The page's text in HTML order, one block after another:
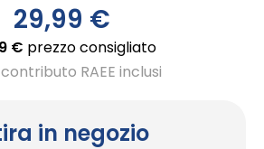
29,99 €
€ prezzo consigliato
RAEE inclusi
in negozio